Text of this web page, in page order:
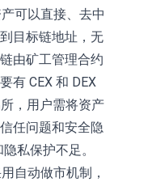
可以直接、去中
目标链地址，无
由矿工管理合约
有 CEX 和 DEX
，用户需将资产
任问题和安全隐
私保护不足。
自动做市机制，